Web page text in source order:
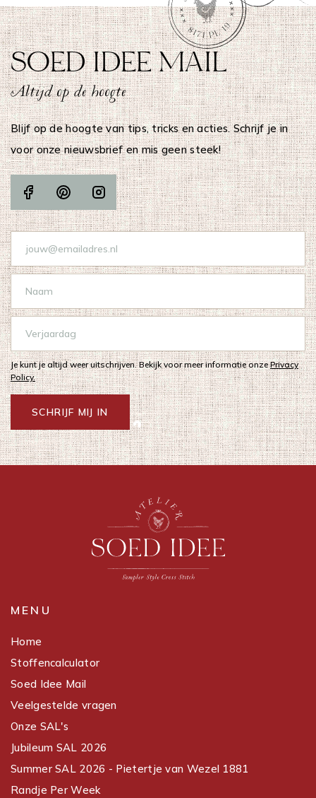
SOED IDEE MAIL
Altijd op de hoogte
Blijf op de hoogte van tips, tricks en acties. Schrijf je in
voor onze nieuwsbrief en mis geen steek!
Je kunt je altijd weer uitschrijven. Bekijk voor meer informatie onzePrivacy
Policy.
SCHRIJF MIJ IN
MENU
Home
Stoffencalculator
Soed Idee Mail
Veelgestelde vragen
Onze SAL's
Jubileum SAL 2026
Summer SAL 2026 - Pietertje van Wezel 1881
Randje Per Week